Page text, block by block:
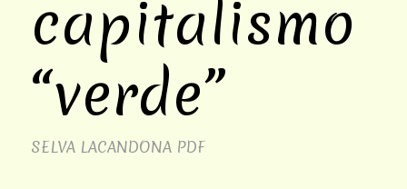
capitalismo
“verde”
SELVA LACANDONA PDF